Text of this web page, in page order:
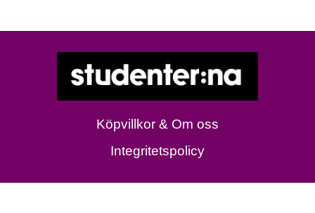
Köpvillkor & Om oss
Integritetspolicy